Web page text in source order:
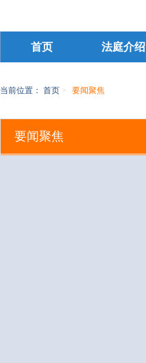
首页 法庭介绍
当前位置： 首页 > 要闻聚焦
要闻聚焦